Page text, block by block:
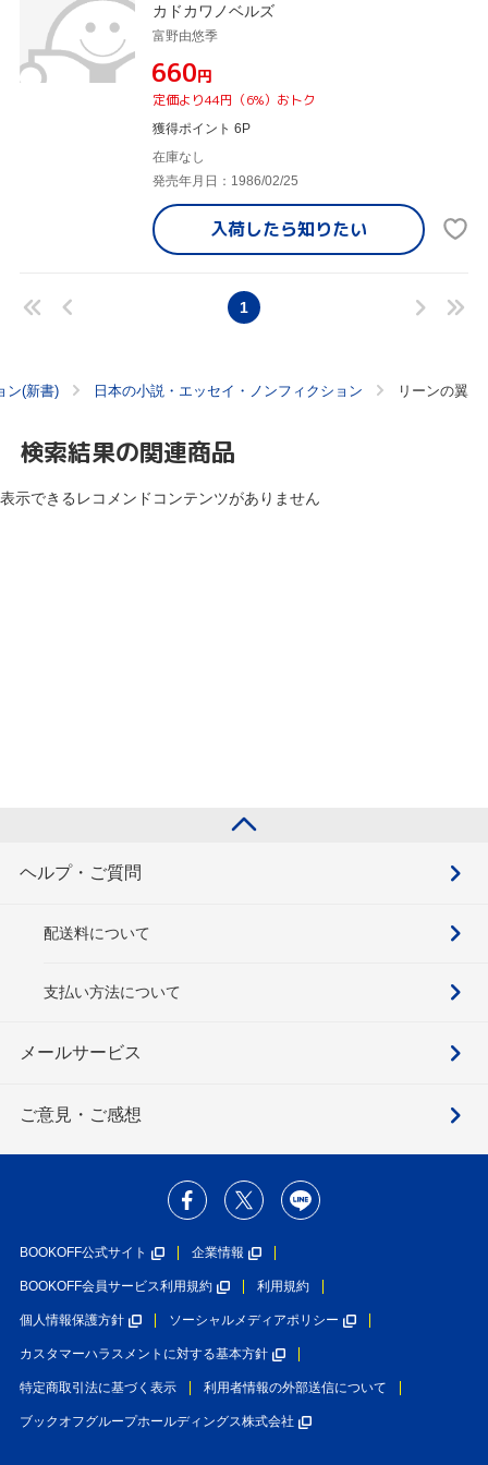
カドカワノベルズ
富野由悠季
¥660円
定価より44円（6%）おトク
獲得ポイント 6P
在庫なし
発売年月日：1986/02/25
入荷したら知りたい
1
ン(新書) 日本の小説・エッセイ・ノンフィクション リーンの翼
検索結果の関連商品
表示できるレコメンドコンテンツがありません
ヘルプ・ご質問
配送料について
支払い方法について
メールサービス
ご意見・ご感想
BOOKOFF公式サイト 企業情報
BOOKOFF会員サービス利用規約 利用規約
個人情報保護方針 ソーシャルメディアポリシー
カスタマーハラスメントに対する基本方針
特定商取引法に基づく表示 利用者情報の外部送信について
ブックオフグループホールディングス株式会社